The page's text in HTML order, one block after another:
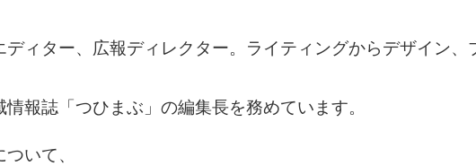
ィター、広報ディレクター。ライティングからデザイン、
報誌「つひまぶ」の編集長を務めています。
いて、